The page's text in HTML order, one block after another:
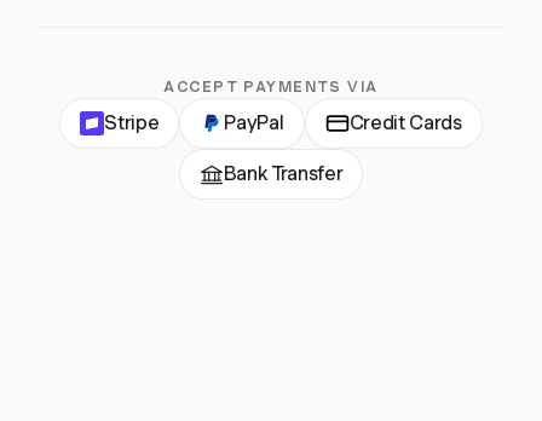
ACCEPT PAYMENTS VIA
Stripe PayPal Credit Cards
Bank Transfer